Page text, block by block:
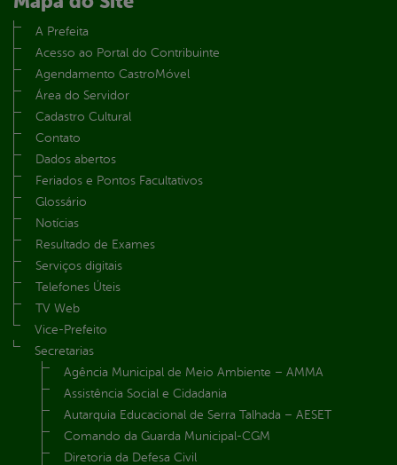
A Prefeita
Acesso ao Portal do Contribuinte
Agendamento CastroMóvel
Área do Servidor
Cadastro Cultural
Contato
Dados abertos
Feriados e Pontos Facultativos
Glossário
Notícias
Resultado de Exames
Serviços digitais
Telefones Úteis
TV Web
Vice-Prefeito
Secretarias
Agência Municipal de Meio Ambiente – AMMA
Assistência Social e Cidadania
Autarquia Educacional de Serra Talhada – AESET
Comando da Guarda Municipal-CGM
Diretoria da Defesa Civil